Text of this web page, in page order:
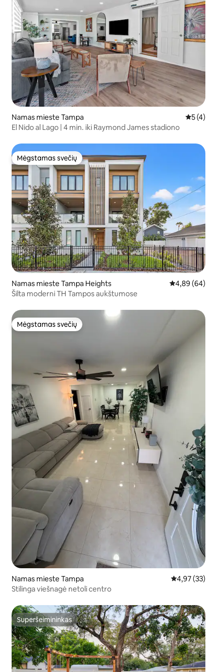
Namas mieste Tampa Vidutinis
5 (4)
El Nido al Lago | 4 min. iki Raymond James stadiono
Mėgstamas svečių
Mėgstamas svečių
Namas mieste Tampa Heights Vidutinis
4,89 (64)
Šilta moderni TH Tampos aukštumose
Mėgstamas svečių
Mėgstamas svečių
Namas mieste Tampa Vidutinis
4,97 (33)
Stilinga viešnagė netoli centro
Superšeimininkas
Superšeimininkas